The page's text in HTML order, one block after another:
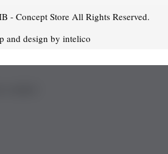
- Concept Store All Rights Reserved.
and design by intelico
wishlist!